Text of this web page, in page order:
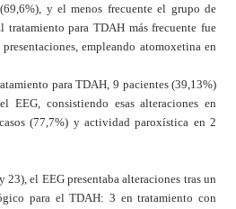
y el menos frecuente el grupo de
tratamiento para TDAH más frecuente fue
empleando atomoxetina en
para TDAH, 9 pacientes (39,13%)
EEG, consistiendo esas alteraciones en
(77,7%) y actividad paroxística en 2
el EEG presentaba alteraciones tras un
para el TDAH: 3 en tratamiento con